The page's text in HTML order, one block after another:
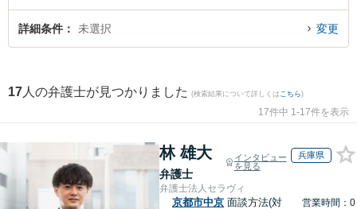
士に相談したい』『自治体や学校などへの損害賠償・慰謝料請求のトラブル解
決の実績豊富な近くの弁護士を検索したい』『初回相談無料で自治体や学校な
詳細条件 未選択 変更
17 人の弁護士が見つかりました (検索結果について詳しくは こちら)
17件中 1-17件を表示
林 雄大
弁護士
インタビュー
を見る
兵庫県
弁護士法人セラヴィ
京都市中京 面談方法(対
営業時間：0